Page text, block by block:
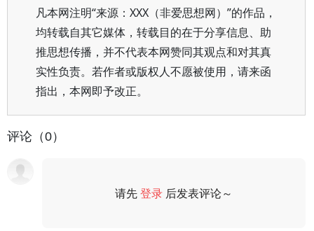
凡本网注明“来源：XXX（非爱思想网）”的作品，
均转载自其它媒体，转载目的在于分享信息、助
推思想传播，并不代表本网赞同其观点和对其真
实性负责。若作者或版权人不愿被使用，请来函
指出，本网即予改正。
评论（0）
请先登录 后发表评论～